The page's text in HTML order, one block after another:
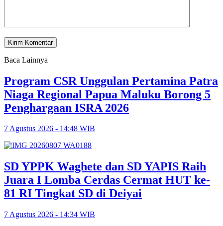
Baca Lainnya
Program CSR Unggulan Pertamina Patra
Niaga Regional Papua Maluku Borong 5
Penghargaan ISRA 2026
7 Agustus 2026 - 14:48 WIB
SD YPPK Waghete dan SD YAPIS Raih
Juara I Lomba Cerdas Cermat HUT ke-
81 RI Tingkat SD di Deiyai
7 Agustus 2026 - 14:34 WIB